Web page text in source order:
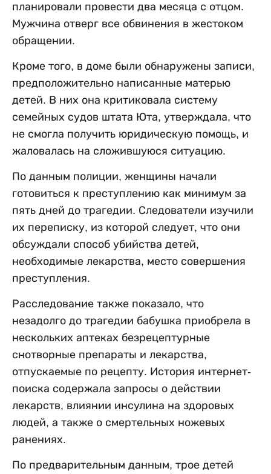
планировали провести два месяца с отцом.
Мужчина отверг все обвинения в жестоком
обращении.
Кроме того, в доме были обнаружены записи,
предположительно написанные матерью
детей. В них она критиковала систему
семейных судов штата Юта, утверждала, что
не смогла получить юридическую помощь, и
жаловалась на сложившуюся ситуацию.
По данным полиции, женщины начали
готовиться к преступлению как минимум за
пять дней до трагедии. Следователи изучили
их переписку, из которой следует, что они
обсуждали способ убийства детей,
необходимые лекарства, место совершения
преступления.
Расследование также показало, что
незадолго до трагедии бабушка приобрела в
нескольких аптеках безрецептурные
снотворные препараты и лекарства,
отпускаемые по рецепту. История интернет-
поиска содержала запросы о действии
лекарств, влиянии инсулина на здоровых
людей, а также о смертельных ножевых
ранениях.
По предварительным данным, трое детей